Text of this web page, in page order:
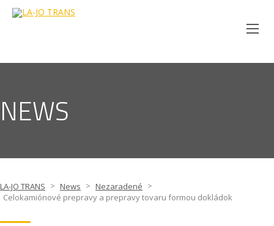
NEWS
LA-JO TRANS > News > Nezaradené >
Celokamiónové prepravy a prepravy tovaru formou dokládok